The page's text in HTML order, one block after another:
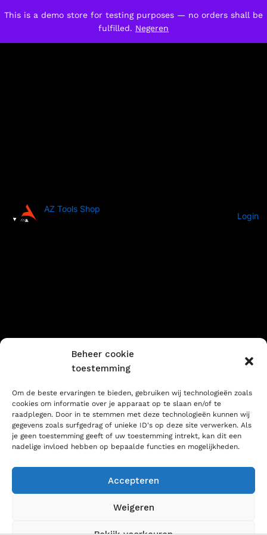
Beheer cookie
toestemming
Om de beste ervaringen te bieden, gebruiken wij technologieën zoals
cookies om informatie over je apparaat op te slaan en/of te
raadplegen. Door in te stemmen met deze technologieën kunnen wij
gegevens zoals surfgedrag of unieke ID's op deze site verwerken. Als
je geen toestemming geeft of uw toestemming intrekt, kan dit een
nadelige invloed hebben op bepaalde functies en mogelijkheden.
Accepteren
Weigeren
AZ Tools Shop
Login
This is a demo store for testing purposes — no orders shall be
fulfilled. Negeren